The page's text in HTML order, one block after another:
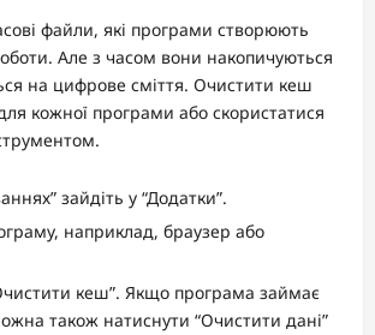
файли, які програми створюють
Але з часом вони накопичуються
на цифрове сміття. Очистити кеш
кожної програми або скористатися
зайдіть у “Додатки”.
наприклад, браузер або
кеш”. Якщо програма займає
також натиснути “Очистити дані”